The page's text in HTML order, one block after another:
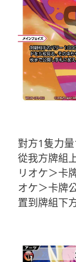
對方1隻力
從我方牌組
リオケ＞卡
オケ＞卡牌
置到牌組下